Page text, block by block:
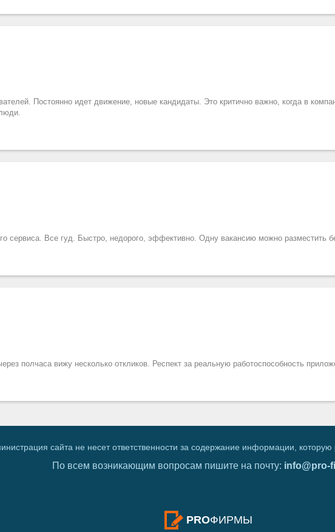
Постоянно идет движение, новые кандидаты. Это критично важно, когда в
сервиса. Все гуд. Быстро, недорого, эффективно. Одну вакансию можно разместить
полчаса вижу несколько откликов. Респект за реальную работоспособность
сайта не несет ответственности за содержание информации,
По всем возникающим вопросам пишите на почту: info@pro-
PROФИРМЫ